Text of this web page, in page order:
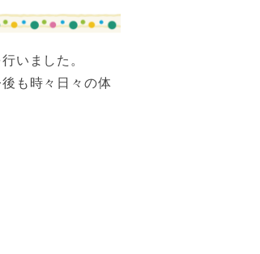
いました。
も時々日々の体